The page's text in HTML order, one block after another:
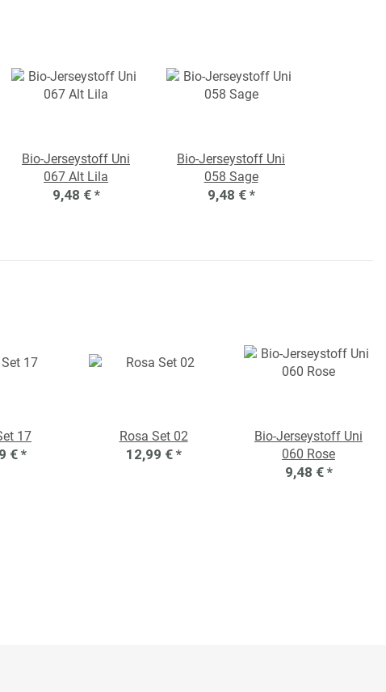
Bio-Jerseystoff Uni
067 Alt Lila
9,48 € *
Bio-Jerseystoff Uni
058 Sage
9,48 € *
17
€ *
Rosa Set 02
12,99 € *
Bio-Jerseystoff Uni
060 Rose
9,48 € *